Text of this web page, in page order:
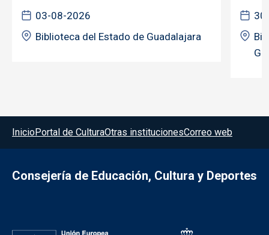
03-08-2026
Biblioteca del Estado de Guadalajara
Menú del pie
InicioPortal de CulturaOtras institucionesCorreo web
Consejería de Educación, Cultura y Deportes